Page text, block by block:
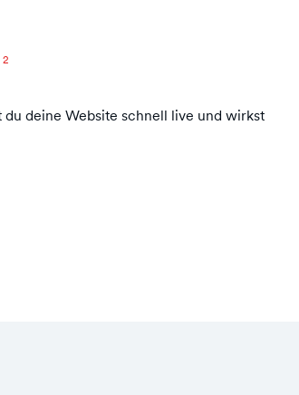
2
deine Website schnell live und wirkst